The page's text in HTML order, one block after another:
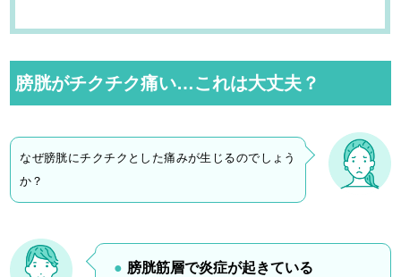
膀胱がチクチク痛い…これは大丈夫？
なぜ膀胱にチクチクとした痛みが生じるのでしょう
か？
膀胱筋層で炎症が起きている